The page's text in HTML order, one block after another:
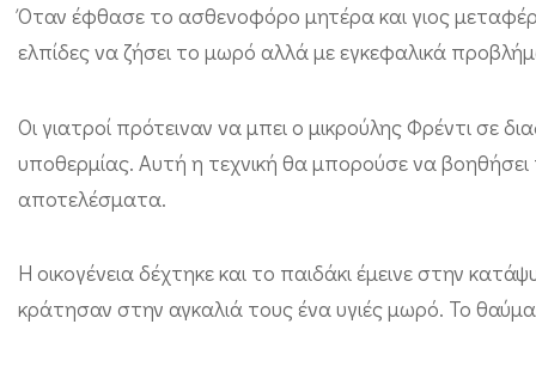
γ
έ
ν
ω
ν
Μ
ω
Όταν έφθασε το ασθενοφόρο μητέρα και γιος
ελπίδες να ζήσει το μωρό αλλά με εγκεφαλικά
Οι γιατροί πρότειναν να μπει ο μικρούλης Φρέντι
υποθερμίας. Αυτή η τεχνική θα μπορούσε να
αποτελέσματα.
Η οικογένεια δέχτηκε και το παιδάκι έμεινε στην
κράτησαν στην αγκαλιά τους ένα υγιές μωρό. Το θαύμα